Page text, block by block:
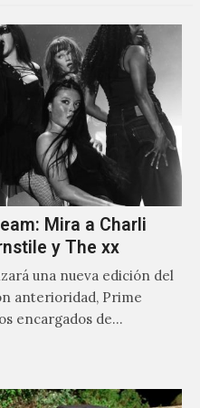
Mira a Charli
y The xx
una nueva edición del
anterioridad, Prime
encargados de